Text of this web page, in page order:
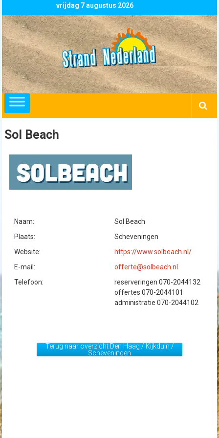
to
content
vrijdag 7 augustus 2026
Strand
Nederland
overzicht
alle
strandpaviljoens
strandtenten
en
beachclubs
Nederland
Sol Beach
Naam:
Sol Beach
Plaats:
Scheveningen
Website:
https://www.solbeach.nl/
E-mail:
offerte@solbeach.nl
Telefoon:
reserveringen 070-2044132
offertes 070-2044101
administratie 070-2044102
Terug naar overzicht Den Haag / Kijkduin /
Scheveningen